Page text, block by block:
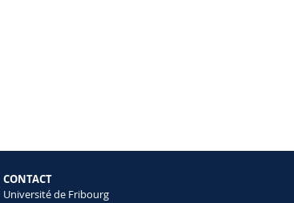
CONTACT
Université de Fribourg